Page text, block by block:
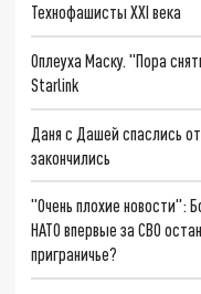
Технофашисты XXI века
Оплеуха Маску. "Пора
Starlink
Даня с Дашей спаслись
закончились
"Очень плохие новости":
НАТО впервые за СВО
приграничье?